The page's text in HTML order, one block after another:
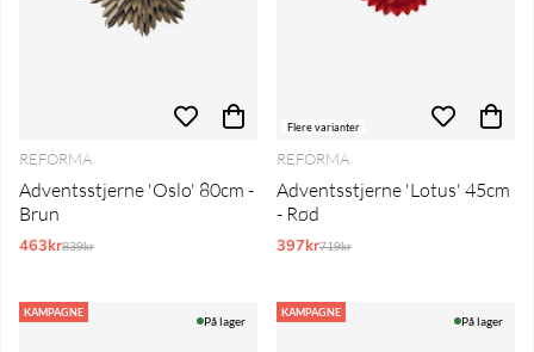
REFORMA
Adventsstjerne 'Oslo' 80cm -
Brun
463krNormalpris:
839kr
Flere varianter
REFORMA
Adventsstjerne 'Lotus' 45cm
- Rød
397krNormalpris:
719kr
KAMPAGNE
På lager
KAMPAGNE
På lager